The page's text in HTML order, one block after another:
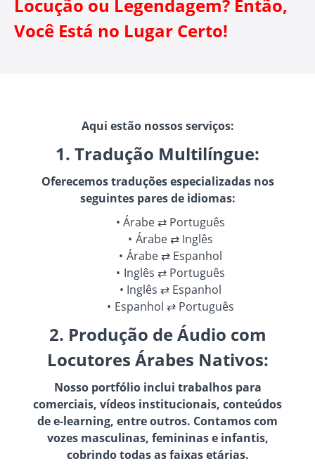
Locução ou Legendagem? Então,
Você Está no Lugar Certo!
Aqui estão nossos serviços:
1. Tradução Multilíngue:
Oferecemos traduções especializadas nos
seguintes pares de idiomas:
Árabe ⇄ Português
Árabe ⇄ Inglês
Árabe ⇄ Espanhol
Inglês ⇄ Português
Inglês ⇄ Espanhol
Espanhol ⇄ Português
2. Produção de Áudio com
Locutores Árabes Nativos:
Nosso portfólio inclui trabalhos para
comerciais, vídeos institucionais, conteúdos
de e-learning, entre outros. Contamos com
vozes masculinas, femininas e infantis,
cobrindo todas as faixas etárias.